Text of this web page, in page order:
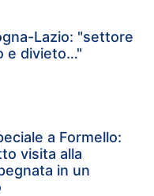
Lazio: "settore
e divieto…"
a Formello:
visita alla
in un